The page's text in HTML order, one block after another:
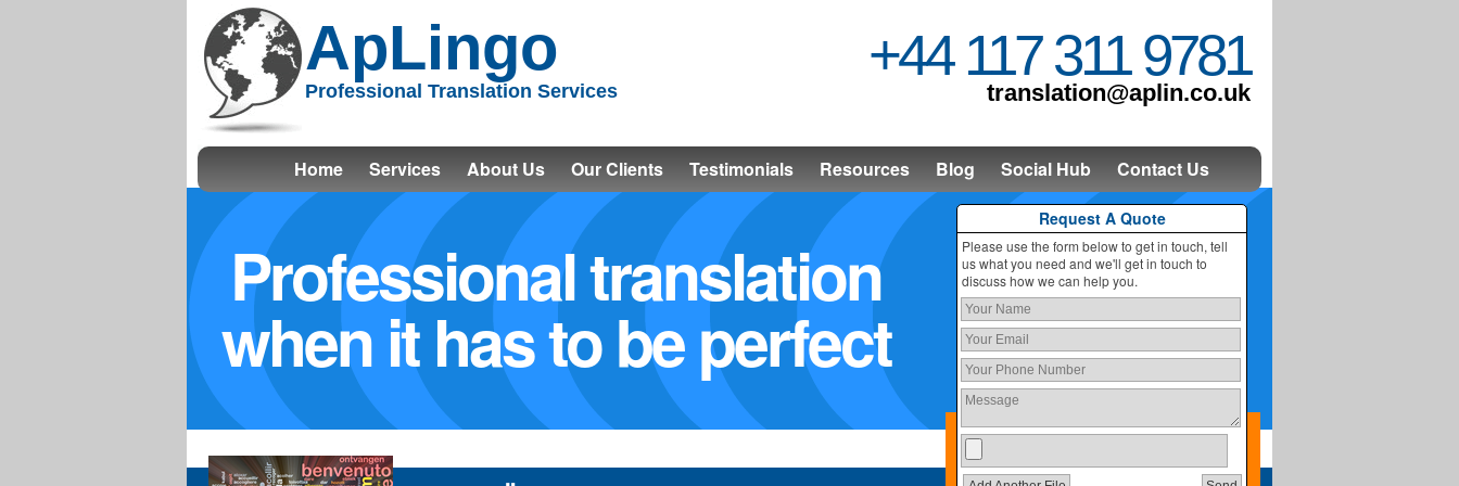
ApLingo
Professional Translation Services
+44 117 311 9781
translation@aplin.co.uk
Home Services About Us Our Clients Testimonials Resources Blog Social Hub Contact Us
Professional translation
when it has to be perfect
Request A Quote
Please use the form below to get in touch, tell
us what you need and we'll get in touch to
discuss how we can help you.